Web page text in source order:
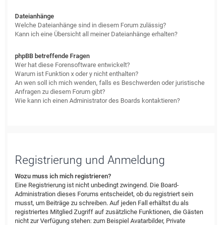
Dateianhänge
Welche Dateianhänge sind in diesem Forum zulässig?
Kann ich eine Übersicht all meiner Dateianhänge erhalten?
phpBB betreffende Fragen
Wer hat diese Forensoftware entwickelt?
Warum ist Funktion x oder y nicht enthalten?
An wen soll ich mich wenden, falls es Beschwerden oder juristische
Anfragen zu diesem Forum gibt?
Wie kann ich einen Administrator des Boards kontaktieren?
Registrierung und Anmeldung
Wozu muss ich mich registrieren?
Eine Registrierung ist nicht unbedingt zwingend. Die Board-
Administration dieses Forums entscheidet, ob du registriert sein
musst, um Beiträge zu schreiben. Auf jeden Fall erhältst du als
registriertes Mitglied Zugriff auf zusätzliche Funktionen, die Gästen
nicht zur Verfügung stehen: zum Beispiel Avatarbilder, Private